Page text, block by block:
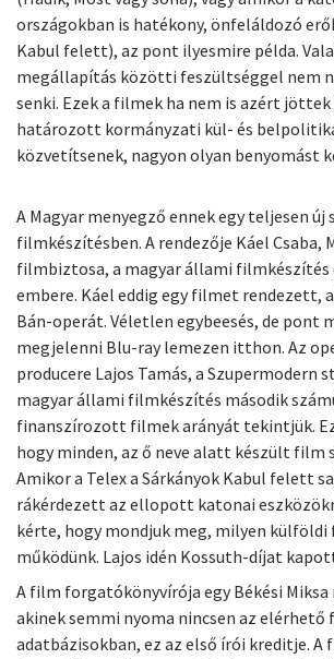
országokban is hatékony, önfeláldozó
Kabul felett), az pont ilyesmire példa.
megállapítás közötti feszültséggel nem
senki. Ezek a filmek ha nem is azért
határozott kormányzati kül- és
közvetítsenek, nagyon olyan benyomást
A Magyar menyegző ennek egy teljesen
filmkészítésben. A rendezője Káel Csaba,
filmbiztosa, a magyar állami filmkészítés
embere. Káel eddig egy filmet rendezett,
Bán-operát. Véletlen egybeesés, de pont
megjelenni Blu-ray lemezen itthon. Az
producere Lajos Tamás, a Szupermodern
magyar állami filmkészítés második
finanszírozott filmek arányát tekintjük.
hogy minden, az ő neve alatt készült film
Amikor a Telex a Sárkányok Kabul felett
rákérdezett az ellopott katonai
kérte, hogy mondjuk meg, milyen
működünk. Lajos idén Kossuth-díjat
A film forgatókönyvírója egy Békési
akinek semmi nyoma nincsen az elérhető
adatbázisokban, ez az első írói kreditje. A